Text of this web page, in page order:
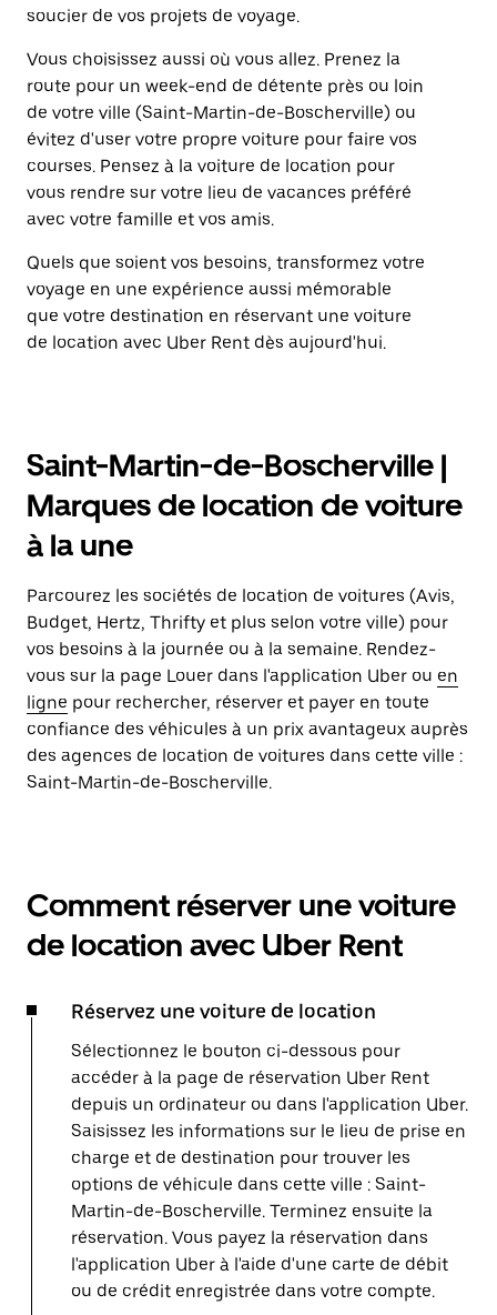
soucier de vos projets de voyage.
Vous choisissez aussi où vous allez. Prenez la
route pour un week-end de détente près ou loin
de votre ville (Saint-Martin-de-Boscherville) ou
évitez d'user votre propre voiture pour faire vos
courses. Pensez à la voiture de location pour
vous rendre sur votre lieu de vacances préféré
avec votre famille et vos amis.
Quels que soient vos besoins, transformez votre
voyage en une expérience aussi mémorable
que votre destination en réservant une voiture
de location avec Uber Rent dès aujourd'hui.
Saint-Martin-de-Boscherville |
Marques de location de voiture
à la une
Parcourez les sociétés de location de voitures (Avis,
Budget, Hertz, Thrifty et plus selon votre ville) pour
vos besoins à la journée ou à la semaine. Rendez-
vous sur la page Louer dans l'application Uber ou en
ligne pour rechercher, réserver et payer en toute
confiance des véhicules à un prix avantageux auprès
des agences de location de voitures dans cette ville :
Saint-Martin-de-Boscherville.
Comment réserver une voiture
de location avec Uber Rent
Réservez une voiture de location
Sélectionnez le bouton ci-dessous pour
accéder à la page de réservation Uber Rent
depuis un ordinateur ou dans l'application Uber.
Saisissez les informations sur le lieu de prise en
charge et de destination pour trouver les
options de véhicule dans cette ville : Saint-
Martin-de-Boscherville. Terminez ensuite la
réservation. Vous payez la réservation dans
l'application Uber à l'aide d'une carte de débit
ou de crédit enregistrée dans votre compte.